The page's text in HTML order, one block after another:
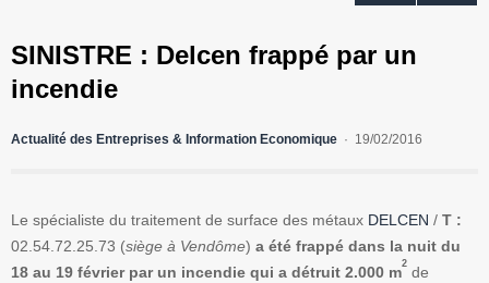
SINISTRE : Delcen frappé par un
incendie
Actualité des Entreprises & Information Economique 19/02/2016
Le spécialiste du traitement de surface des métaux DELCEN / T :
02.54.72.25.73 (siège à Vendôme) a été frappé dans la nuit du
18 au 19 février par un incendie qui a détruit 2.000 m2 de